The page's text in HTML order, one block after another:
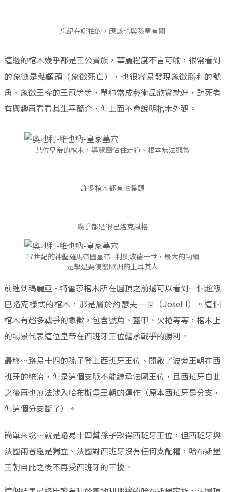
忘記在哪拍的，應該也與孩童有關
這邊的棺木幾乎都是王公貴族，華麗程度不言可喻，很常看到
的象徵是骷顱頭（象徵死亡），也很容易發現象徵勝利的號
角、象徵王權的王冠等等，單純當成藝術品欣賞就好，對死者
有興趣再看看其生平簡介，但上面不會說明棺木外觀。
某位皇帝的棺木，導覽團佔住走道、根本無法觀賞
許多棺木都有骷髏頭
幾乎都是很巴洛克風格
17世紀的神聖羅馬帝國皇帝–利奧波德一世，最大的功績
是擊退要侵襲歐洲的土耳其人
前進到瑪麗亞·特蕾莎棺木所在圓頂之前還可以看到一個超級
巴洛克樣式的棺木，那是屬於約瑟夫一世（Josef I）。這個
棺木有超多戰爭的象徵，包含號角、盔甲、火槍等等，棺木上
的場景代表這位皇帝在西班牙王位繼承戰爭的勝利。
最終…路易十四的孫子登上西班牙王位、開啟了波旁王朝在西
班牙的統治，但是這個支脈不能繼承法國王位，且西班牙自此
之後再也無法涉入哈布斯堡王朝的運作（原本西班牙是分支，
但這個分支斷了）。
簡單來說…就是路易十四幫孫子取得西班牙王位，但西班牙與
法國兩者還是獨立、法國對西班牙沒有任何支配權，哈布斯堡
王朝自此之後不再受西班牙的干擾。